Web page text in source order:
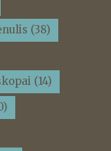
(38)
(14)